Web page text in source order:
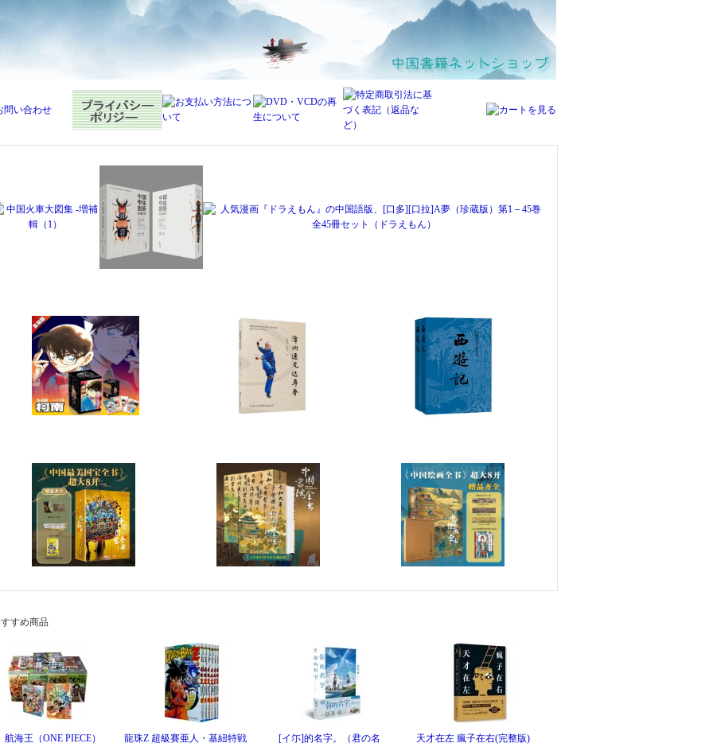
航海王（ONE PIECE）
龍珠Z 超級賽亜人・基紐特戦
[イ尓]的名字。（君の名
天才在左 瘋子在右(完整版)